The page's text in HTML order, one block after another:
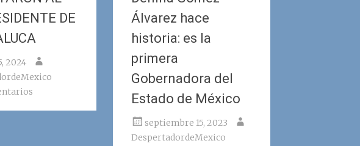
DE
2024
Álvarez hace
historia: es la
primera
Gobernadora del
Estado de México
septiembre 15, 2023
DespertadordeMexico